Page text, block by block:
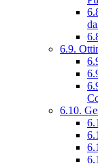
6.9.
6.10.